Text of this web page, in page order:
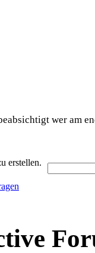
wer am
erstellen.